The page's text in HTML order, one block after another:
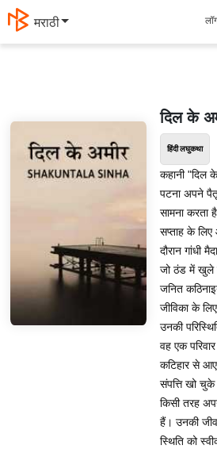
मराठी
दिल के
हिंदी लघुकथा
कहानी "दिल
पटना अपने
सामना करता
सप्ताह के
दौरान गांधी
जो ठंड में खुले
जनित
जीविका के
उनकी
वह एक
कटिहार से
संपत्ति खो
किसी तरह
हैं। उनकी
स्थिति को